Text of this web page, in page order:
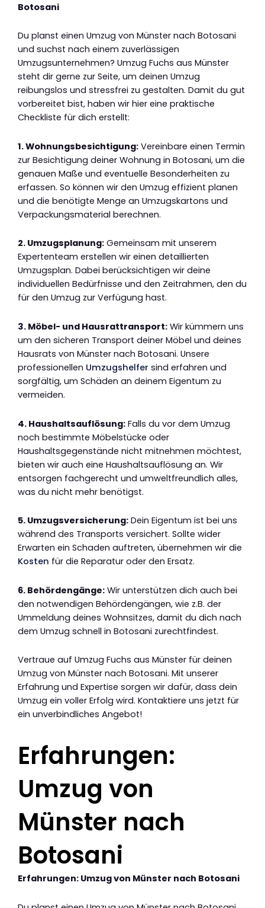
Botosani
Du planst einen Umzug von Münster nach Botosani
und suchst nach einem zuverlässigen
Umzugsunternehmen? Umzug Fuchs aus Münster
steht dir gerne zur Seite, um deinen Umzug
reibungslos und stressfrei zu gestalten. Damit du gut
vorbereitet bist, haben wir hier eine praktische
Checkliste für dich erstellt:
1. Wohnungsbesichtigung: Vereinbare einen Termin
zur Besichtigung deiner Wohnung in Botosani, um die
genauen Maße und eventuelle Besonderheiten zu
erfassen. So können wir den Umzug effizient planen
und die benötigte Menge an Umzugskartons und
Verpackungsmaterial berechnen.
2. Umzugsplanung: Gemeinsam mit unserem
Expertenteam erstellen wir einen detaillierten
Umzugsplan. Dabei berücksichtigen wir deine
individuellen Bedürfnisse und den Zeitrahmen, den du
für den Umzug zur Verfügung hast.
3. Möbel- und Hausrattransport: Wir kümmern uns
um den sicheren Transport deiner Möbel und deines
Hausrats von Münster nach Botosani. Unsere
professionellen Umzugshelfer sind erfahren und
sorgfältig, um Schäden an deinem Eigentum zu
vermeiden.
4. Haushaltsauflösung: Falls du vor dem Umzug
noch bestimmte Möbelstücke oder
Haushaltsgegenstände nicht mitnehmen möchtest,
bieten wir auch eine Haushaltsauflösung an. Wir
entsorgen fachgerecht und umweltfreundlich alles,
was du nicht mehr benötigst.
5. Umzugsversicherung: Dein Eigentum ist bei uns
während des Transports versichert. Sollte wider
Erwarten ein Schaden auftreten, übernehmen wir die
Kosten für die Reparatur oder den Ersatz.
6. Behördengänge: Wir unterstützen dich auch bei
den notwendigen Behördengängen, wie z.B. der
Ummeldung deines Wohnsitzes, damit du dich nach
dem Umzug schnell in Botosani zurechtfindest.
Vertraue auf Umzug Fuchs aus Münster für deinen
Umzug von Münster nach Botosani. Mit unserer
Erfahrung und Expertise sorgen wir dafür, dass dein
Umzug ein voller Erfolg wird. Kontaktiere uns jetzt für
ein unverbindliches Angebot!
Erfahrungen:
Umzug von
Münster nach
Botosani
Erfahrungen: Umzug von Münster nach Botosani